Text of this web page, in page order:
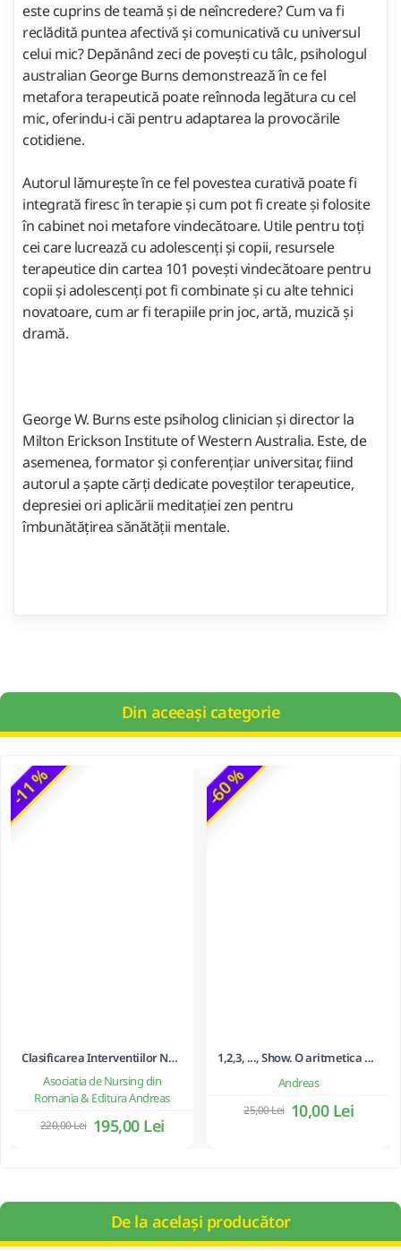
este cuprins de teamă şi de neîncredere? Cum va fi
reclădită puntea afectivă şi comunicativă cu universul
celui mic? Depănând zeci de poveşti cu tâlc, psihologul
australian George Burns demonstrează în ce fel
metafora terapeutică poate reînnoda legătura cu cel
mic, oferindu-i căi pentru adaptarea la provocările
cotidiene.
Autorul lămureşte în ce fel povestea curativă poate fi
integrată firesc în terapie şi cum pot fi create şi folosite
în cabinet noi metafore vindecătoare. Utile pentru toţi
cei care lucrează cu adolescenţi şi copii, resursele
terapeutice din cartea 101 poveşti vindecătoare pentru
copii şi adolescenţi pot fi combinate şi cu alte tehnici
novatoare, cum ar fi terapiile prin joc, artă, muzică şi
dramă.
George W. Burns este psiholog clinician şi director la
Milton Erickson Institute of Western Australia. Este, de
asemenea, formator şi conferenţiar universitar, fiind
autorul a şapte cărţi dedicate poveştilor terapeutice,
depresiei ori aplicării meditaţiei zen pentru
îmbunătăţirea sănătăţii mentale.
Din aceeași categorie
-11 %
Asociatia de Nursing din
Romania & Editura Andreas
Clasificarea Interventiilor Nursing (NIC)
195,00 Lei
220,00 Lei
-60 %
Andreas
1,2,3, ..., Show. O aritmetica emotionala, o poezie a matematicii - Ioan Dancila
10,00 Lei
25,00 Lei
De la același producător